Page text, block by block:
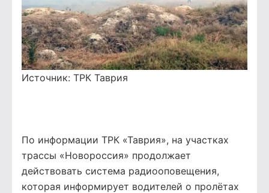
Источник: ТРК Таврия
По информации ТРК «Таврия», на участках
трассы «Новороссия» продолжает
действовать система радиооповещения,
которая информирует водителей о пролётах